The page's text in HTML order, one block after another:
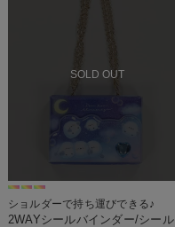
SOLD OUT
ショルダーで持ち運びできる♪
2WAYシールバインダー/シール